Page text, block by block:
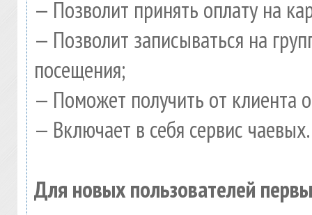
— Позволит принять оплату на
— Позволит записываться на
посещения;
— Поможет получить от клиента
— Включает в себя сервис чаевых.
Для новых пользователей